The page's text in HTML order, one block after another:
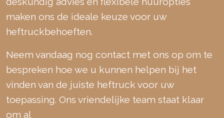
maken ons de ideale keuze voor uw
heftruckbehoeften.
Neem vandaag nog contact met ons op om te
bespreken hoe we u kunnen helpen bij het
vinden van de juiste heftruck voor uw
toepassing. Ons vriendelijke team staat klaar
om al